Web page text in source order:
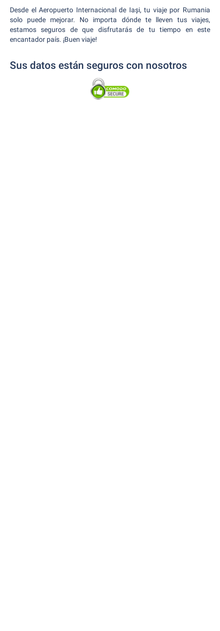
Desde el Aeropuerto Internacional de Iași, tu viaje por Rumania
solo puede mejorar. No importa dónde te lleven tus viajes,
estamos seguros de que disfrutarás de tu tiempo en este
encantador país. ¡Buen viaje!
Sus datos están seguros con nosotros